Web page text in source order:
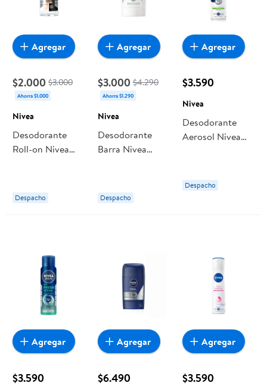
$2.000 $3.000
Ahorra $1.000
Nivea
Desodorante
Roll-on Nivea
Despacho
Agregar
$3.000 $4.290
Ahorra $1.290
Nivea
Desodorante
Barra Nivea
Despacho
Agregar
$3.590
Nivea
Desodorante
Aerosol Nivea
Despacho
Agregar
$3.590
Agregar
$6.490
Agregar
$3.590
Agregar